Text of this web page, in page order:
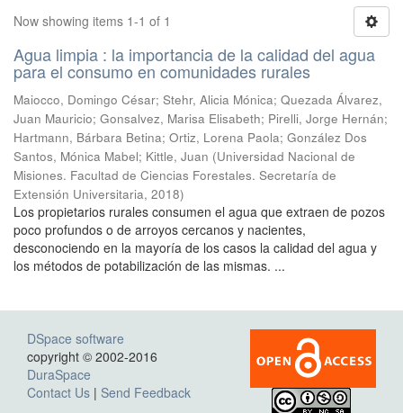
Now showing items 1-1 of 1
Agua limpia : la importancia de la calidad del agua
para el consumo en comunidades rurales
Maiocco, Domingo César; Stehr, Alicia Mónica; Quezada Álvarez,
Juan Mauricio; Gonsalvez, Marisa Elisabeth; Pirelli, Jorge Hernán;
Hartmann, Bárbara Betina; Ortiz, Lorena Paola; González Dos
Santos, Mónica Mabel; Kittle, Juan (Universidad Nacional de
Misiones. Facultad de Ciencias Forestales. Secretaría de
Extensión Universitaria, 2018)
Los propietarios rurales consumen el agua que extraen de pozos
poco profundos o de arroyos cercanos y nacientes,
desconociendo en la mayoría de los casos la calidad del agua y
los métodos de potabilización de las mismas. ...
DSpace software
copyright © 2002-2016
DuraSpace
Contact Us | Send Feedback